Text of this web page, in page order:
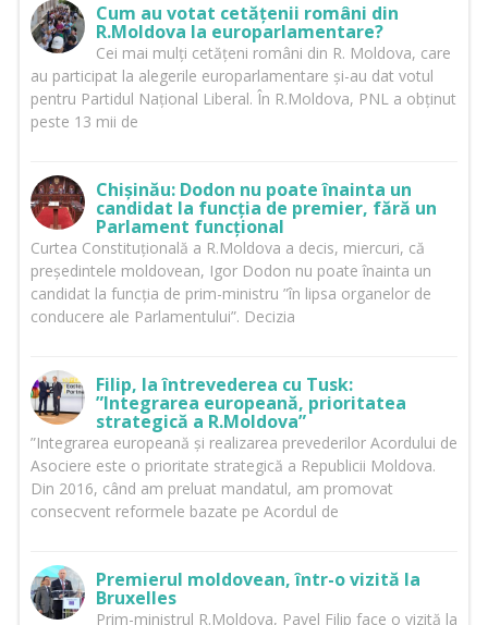
Cum au votat cetățenii români din
R.Moldova la europarlamentare?
Cei mai mulți cetățeni români din R. Moldova, care
au participat la alegerile europarlamentare și-au dat votul
pentru Partidul Național Liberal. În R.Moldova, PNL a obținut
peste 13 mii de
Chișinău: Dodon nu poate înainta un
candidat la funcția de premier, fără un
Parlament funcțional
Curtea Constituțională a R.Moldova a decis, miercuri, că
președintele moldovean, Igor Dodon nu poate înainta un
candidat la funcția de prim-ministru ”în lipsa organelor de
conducere ale Parlamentului”. Decizia
Filip, la întrevederea cu Tusk:
”Integrarea europeană, prioritatea
strategică a R.Moldova”
”Integrarea europeană și realizarea prevederilor Acordului de
Asociere este o prioritate strategică a Republicii Moldova.
Din 2016, când am preluat mandatul, am promovat
consecvent reformele bazate pe Acordul de
Premierul moldovean, într-o vizită la
Bruxelles
Prim-ministrul R.Moldova, Pavel Filip face o vizită la